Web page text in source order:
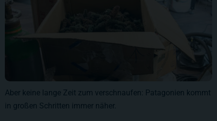
Aber keine lange Zeit zum verschnaufen: Patagonien kommt
in großen Schritten immer näher.